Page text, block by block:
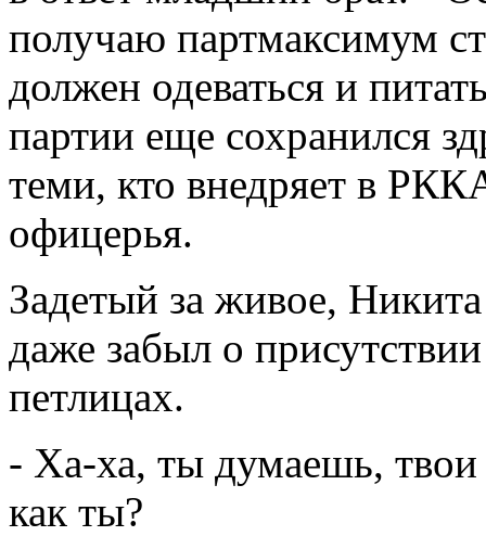
получаю партмаксимум
должен одеваться и
партии еще сохранился
теми, кто внедряет в
офицерья.
Задетый за живое,
даже забыл о
петлицах.
- Ха-ха, ты думаешь,
как ты?